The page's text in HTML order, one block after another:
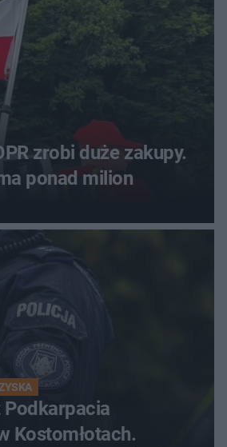
zrobi duże zakupy.
ponad milion
Podkarpacia
Kostomłotach.